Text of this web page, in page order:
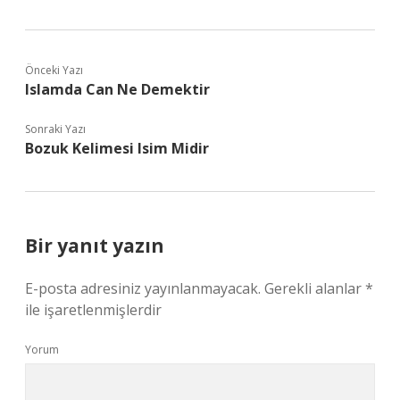
Önceki Yazı
Islamda Can Ne Demektir
Sonraki Yazı
Bozuk Kelimesi Isim Midir
Bir yanıt yazın
E-posta adresiniz yayınlanmayacak. Gerekli alanlar*
ile işaretlenmişlerdir
Yorum